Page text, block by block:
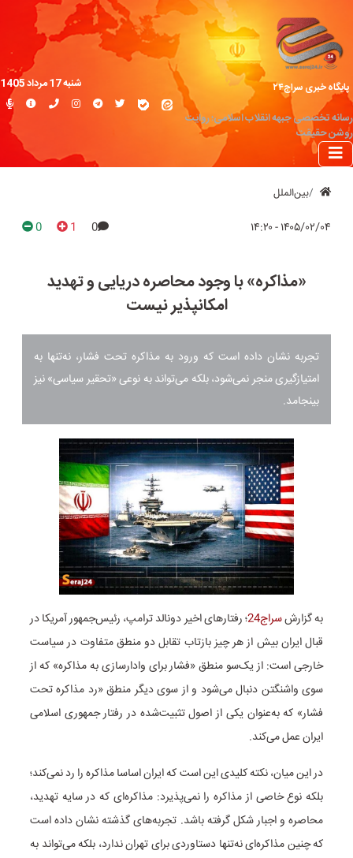
پایگاه خبری سراج۲۴
رسانه تخصصی جبهه انقلاب اسلامی؛ روایت
روشن حقیقت
شنبه 17 مرداد 1405
بین‌الملل
۱۴۰۵/۰۲/۰۴ - ۱۴:۲۰ 0
1
0
«مذاکره» با وجود محاصره دریایی و تهدید
امکانپذیر نیست
تجربه نشان داده است که ورود به مذاکره تحت فشار، نه‌تنها به
امتیازگیری منجر نمی‌شود، بلکه می‌تواند به نوعی «تحقیر سیاسی» نیز
بینجامد.
به گزارشسراج24
؛ رفتارهای اخیر دونالد ترامپ، رئیس‌جمهور آمریکا در
قبال ایران بیش از هر چیز بازتاب تقابل دو منطق متفاوت در سیاست
خارجی است: از یک‌سو منطق «فشار برای وادارسازی به مذاکره» که از
سوی واشنگتن دنبال می‌شود و از سوی دیگر منطق «رد مذاکره تحت
فشار» که به‌عنوان یکی از اصول تثبیت‌شده در رفتار جمهوری اسلامی
ایران عمل می‌کند.
در این میان، نکته کلیدی این است که ایران اساسا مذاکره را رد نمی‌کند؛
بلکه نوع خاصی از مذاکره را نمی‌پذیرد: مذاکره‌ای که در سایه تهدید،
محاصره و اجبار شکل گرفته باشد. تجربه‌های گذشته نشان داده است
که چنین مذاکره‌ای نه‌تنها دستاوردی برای تهران ندارد، بلکه می‌تواند به